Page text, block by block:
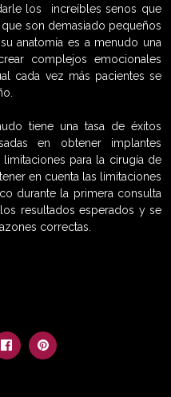
los increíbles senos que
son demasiado pequeños
anatomía es a menudo una
complejos emocionales
cada vez más pacientes se
tiene una tasa de éxitos
en obtener implantes
para la cirugía de
en cuenta las limitaciones
durante la primera consulta
resultados esperados y se
correctas.